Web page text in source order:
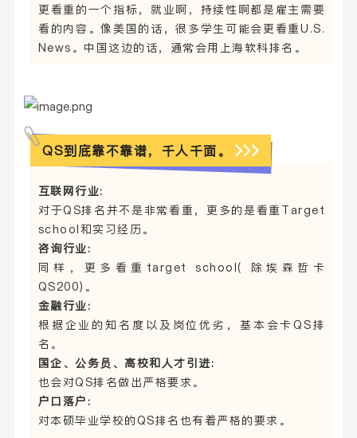
更看重的一个指标，就业啊，持续性啊都是雇主需要
看的内容。像美国的话，很多学生可能会更看重U.S.
News。中国这边的话，通常会用上海软科排名。
QS到底靠不靠谱，千人千面。
互联网行业:
对于QS排名并不是非常看重，更多的是看重Target
school和实习经历。
咨询行业:
同样，更多看重target school( 除埃森哲卡
QS200)。
金融行业:
根据企业的知名度以及岗位优劣，基本会卡QS排
名。
国企、公务员、高校和人才引进:
也会对QS排名做出严格要求。
户口落户:
对本硕毕业学校的QS排名也有着严格的要求。